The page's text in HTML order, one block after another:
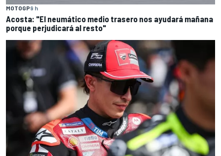
MOTOGP9 h
Acosta: "El neumático medio trasero nos ayudará mañana
porque perjudicará al resto"